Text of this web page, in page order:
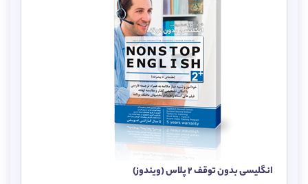
انگلیسی بدون توقف 2 پلاس (ویندوز)